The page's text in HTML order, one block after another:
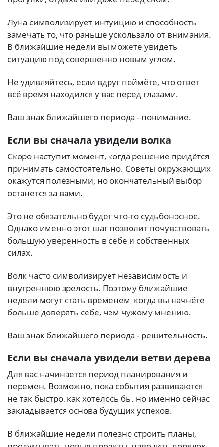
Луна символизирует интуицию и способность
замечать то, что раньше ускользало от внимания.
В ближайшие недели вы можете увидеть
ситуацию под совершенно новым углом.
Не удивляйтесь, если вдруг поймёте, что ответ
всё время находился у вас перед глазами.
Ваш знак ближайшего периода - понимание.
Если вы сначала увидели волка
Скоро наступит момент, когда решение придётся
принимать самостоятельно. Советы окружающих
окажутся полезными, но окончательный выбор
останется за вами.
Это не обязательно будет что-то судьбоносное.
Однако именно этот шаг позволит почувствовать
большую уверенность в себе и собственных
силах.
Волк часто символизирует независимость и
внутреннюю зрелость. Поэтому ближайшие
недели могут стать временем, когда вы начнёте
больше доверять себе, чем чужому мнению.
Ваш знак ближайшего периода - решительность.
Если вы сначала увидели ветви дерева
Для вас начинается период планирования и
перемен. Возможно, пока события развиваются
не так быстро, как хотелось бы, но именно сейчас
закладывается основа будущих успехов.
В ближайшие недели полезно строить планы,